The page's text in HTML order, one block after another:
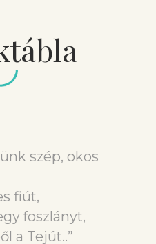
szép, okos
fiút,
foszlányt,
a Tejút..”